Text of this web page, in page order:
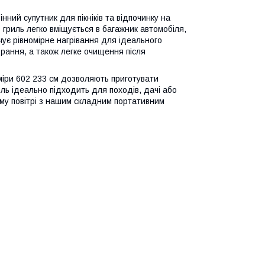
супутник для пікніків та відпочинку на
легко вміщується в багажник автомобіля,
рівномірне нагрівання для ідеального
а також легке очищення після
602 233 см дозволяють приготувати
ідеально підходить для походів, дачі або
повітрі з нашим складним портативним